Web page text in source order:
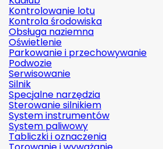
Kontrolowanie lotu
Kontrola środowiska
Obsługa naziemna
Oświetlenie
Parkowanie i przechowywanie
Podwozie
Serwisowanie
Silnik
Specjalne narzędzia
Sterowanie silnikiem
System instrumentów
System paliwowy
Tabliczki i oznaczenia